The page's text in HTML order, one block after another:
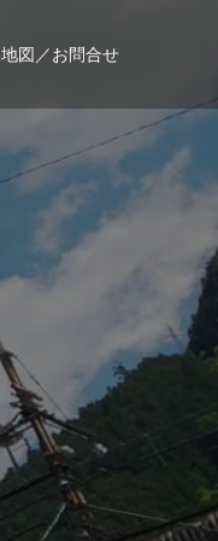
地図／お問合せ